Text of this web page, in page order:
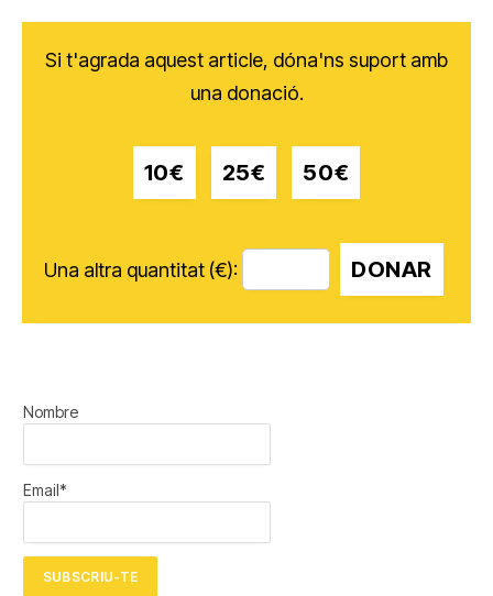
Si t'agrada aquest article, dóna'ns suport amb
una donació.
10€ 25€ 50€
Una altra quantitat (€): DONAR
Nombre
Email*